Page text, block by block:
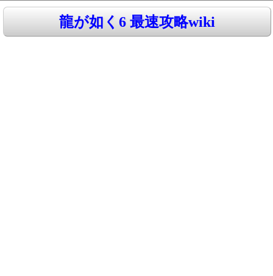
龍が如く6 最速攻略wiki